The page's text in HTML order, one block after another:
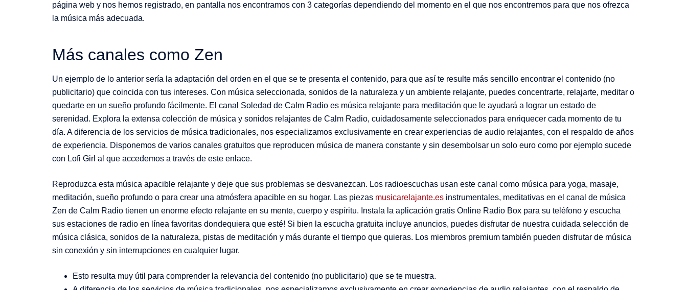
página web y nos hemos registrado, en pantalla nos encontramos con 3 categorías dependiendo del momento en el que nos encontremos para que nos ofrezca
la música más adecuada.
Más canales como Zen
Un ejemplo de lo anterior sería la adaptación del orden en el que se te presenta el contenido, para que así te resulte más sencillo encontrar el contenido (no
publicitario) que coincida con tus intereses. Con música seleccionada, sonidos de la naturaleza y un ambiente relajante, puedes concentrarte, relajarte, meditar o
quedarte en un sueño profundo fácilmente. El canal Soledad de Calm Radio es música relajante para meditación que le ayudará a lograr un estado de
serenidad. Explora la extensa colección de música y sonidos relajantes de Calm Radio, cuidadosamente seleccionados para enriquecer cada momento de tu
día. A diferencia de los servicios de música tradicionales, nos especializamos exclusivamente en crear experiencias de audio relajantes, con el respaldo de años
de experiencia. Disponemos de varios canales gratuitos que reproducen música de manera constante y sin desembolsar un solo euro como por ejemplo sucede
con Lofi Girl al que accedemos a través de este enlace.
Reproduzca esta música apacible relajante y deje que sus problemas se desvanezcan. Los radioescuchas usan este canal como música para yoga, masaje,
meditación, sueño profundo o para crear una atmósfera apacible en su hogar. Las piezas musicarelajante.es instrumentales, meditativas en el canal de música
Zen de Calm Radio tienen un enorme efecto relajante en su mente, cuerpo y espíritu. Instala la aplicación gratis Online Radio Box para su teléfono y escucha
sus estaciones de radio en línea favoritas dondequiera que esté! Si bien la escucha gratuita incluye anuncios, puedes disfrutar de nuestra cuidada selección de
música clásica, sonidos de la naturaleza, pistas de meditación y más durante el tiempo que quieras. Los miembros premium también pueden disfrutar de música
sin conexión y sin interrupciones en cualquier lugar.
Esto resulta muy útil para comprender la relevancia del contenido (no publicitario) que se te muestra.